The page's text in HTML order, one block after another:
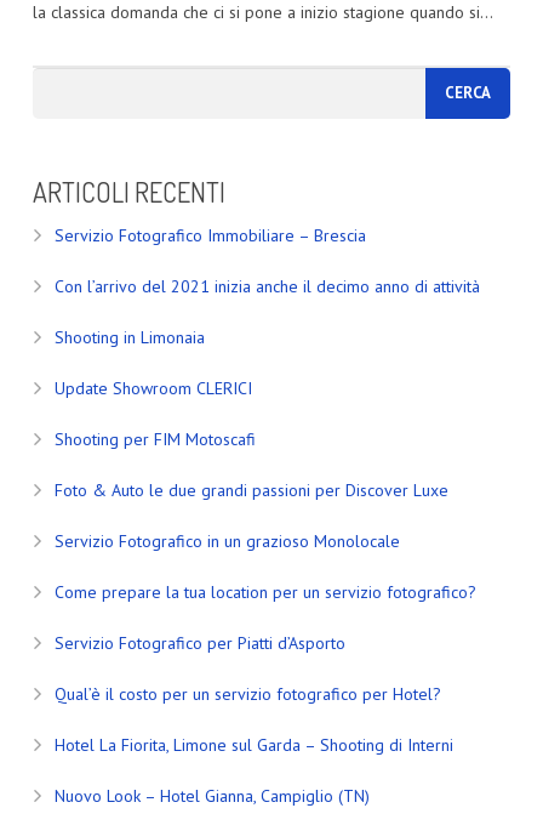
la classica domanda che ci si pone a inizio stagione quando si…
ARTICOLI RECENTI
Servizio Fotografico Immobiliare – Brescia
Con l’arrivo del 2021 inizia anche il decimo anno di attività
Shooting in Limonaia
Update Showroom CLERICI
Shooting per FIM Motoscafi
Foto & Auto le due grandi passioni per Discover Luxe
Servizio Fotografico in un grazioso Monolocale
Come prepare la tua location per un servizio fotografico?
Servizio Fotografico per Piatti d’Asporto
Qual’è il costo per un servizio fotografico per Hotel?
Hotel La Fiorita, Limone sul Garda – Shooting di Interni
Nuovo Look – Hotel Gianna, Campiglio (TN)